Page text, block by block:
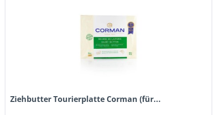
Ziehbutter Tourierplatte Corman (für...